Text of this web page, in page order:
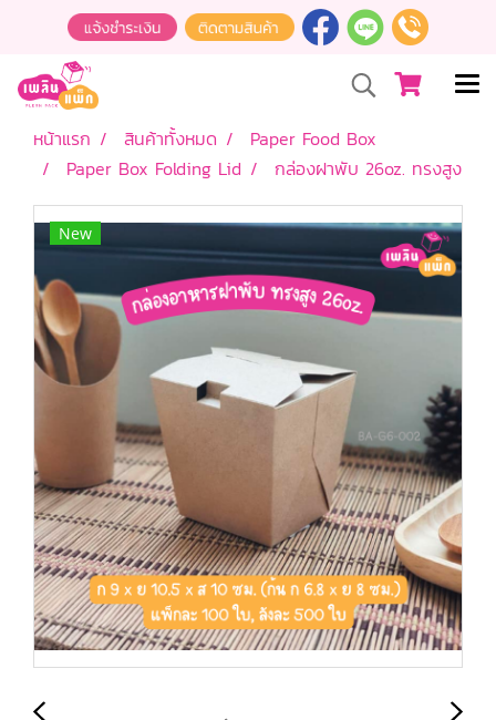
หน้าแรก สินค้าทั้งหมด
Paper Food Box
Paper Box Folding Lid
กล่องฝาพับ 26oz. ทรงสูง
New